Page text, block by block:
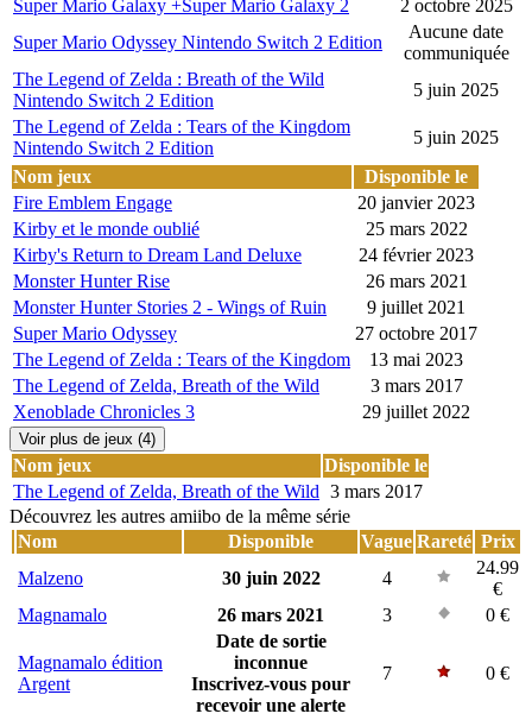
Super Mario Galaxy +Super Mario Galaxy 2
2 octobre 2025
Super Mario Odyssey Nintendo Switch 2 Edition
Aucune date
communiquée
The Legend of Zelda : Breath of the Wild
Nintendo Switch 2 Edition
5 juin 2025
The Legend of Zelda : Tears of the Kingdom
Nintendo Switch 2 Edition
5 juin 2025
Nom jeux
Disponible le
Fire Emblem Engage
20 janvier 2023
Kirby et le monde oublié
25 mars 2022
Kirby's Return to Dream Land Deluxe
24 février 2023
Monster Hunter Rise
26 mars 2021
Monster Hunter Stories 2 - Wings of Ruin
9 juillet 2021
Super Mario Odyssey
27 octobre 2017
The Legend of Zelda : Tears of the Kingdom
13 mai 2023
The Legend of Zelda, Breath of the Wild
3 mars 2017
Xenoblade Chronicles 3
29 juillet 2022
Voir plus de jeux (4)
Nom jeux
Disponible le
The Legend of Zelda, Breath of the Wild 3 mars 2017
Découvrez les autres amiibo de la même série
Nom
Disponible Vague Rareté Prix
Malzeno
30 juin 2022 4
24.99
€
Magnamalo
26 mars 2021 3 0 €
Magnamalo édition
Argent
Date de sortie
inconnue
Inscrivez-vous pour
recevoir une alerte
7 0 €